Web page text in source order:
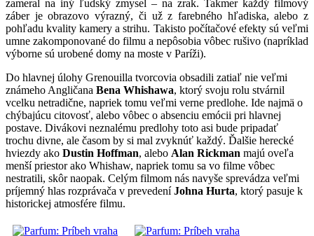
zameral na iný ľudský zmysel – na zrak. Takmer každý filmový
záber je obrazovo výrazný, či už z farebného hľadiska, alebo z
pohľadu kvality kamery a strihu. Takisto počítačové efekty sú veľmi
umne zakomponované do filmu a nepôsobia vôbec rušivo (napríklad
výborne sú urobené domy na moste v Paríži).
Do hlavnej úlohy Grenouilla tvorcovia obsadili zatiaľ nie veľmi
známeho Angličana Bena Whishawa, ktorý svoju rolu stvárnil
vcelku netradične, napriek tomu veľmi verne predlohe. Ide najmä o
chýbajúcu citovosť, alebo vôbec o absenciu emócii pri hlavnej
postave. Divákovi neznalému predlohy toto asi bude pripadať
trochu divne, ale časom by si mal zvyknúť každý. Ďalšie herecké
hviezdy ako Dustin Hoffman, alebo Alan Rickman majú oveľa
menší priestor ako Whishaw, napriek tomu sa vo filme vôbec
nestratili, skôr naopak. Celým filmom nás navyše sprevádza veľmi
príjemný hlas rozprávača v prevedeníJohna Hurta, ktorý pasuje k
historickej atmosfére filmu.